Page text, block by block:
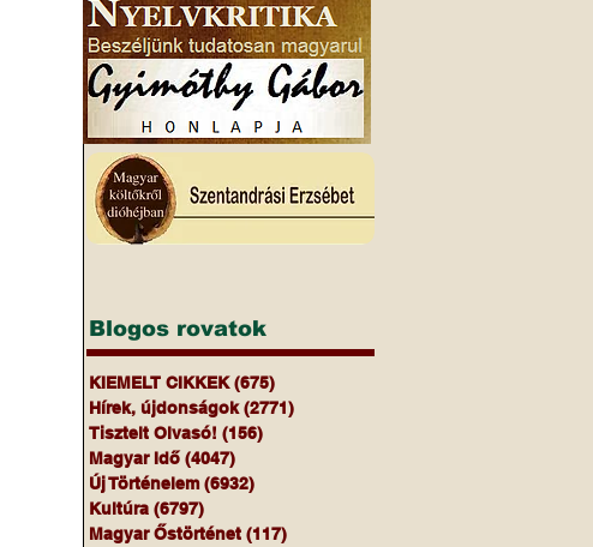
Blogos rovatok
KIEMELT CIKKEK (675)
Hírek, újdonságok (2771)
Tisztelt Olvasó! (156)
Magyar Idő (4047)
Új Történelem (6932)
Kultúra (6797)
Magyar Őstörténet (117)